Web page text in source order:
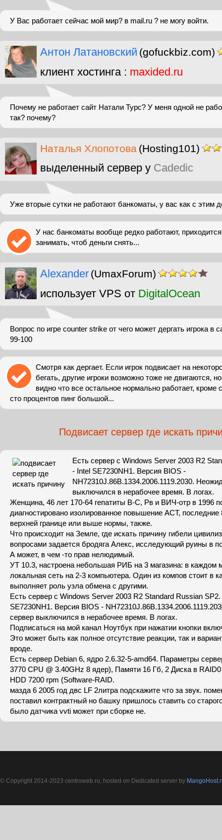
У Вас работает сейчас мой мир? в mail.ru ? не могу войти.
Антон Латановский (gofuckbiz.com)
клиент хостинга : maxided.ru
Почему не работает сайт Натали Турс? У меня одной не
так? почему?
Наталья Хлопотова (Hosting101)
выделенный сервер у Cadedic
Уже вторые сутки не работают банкоматы, у вас как с этим
У нас банкоматы вообще редко работают,
занимать, чтоб деньги снять...
Alexander (UmaxForum)
использует VPS от DigitalOcean
Вопрос по игре counter strike от чего может дергать игрока в
99-100
Смотря как дергает. Если игрок подвисает на
бегать, другие игроки возможно тоже не двигаются,
видно что все остальное нормально работает, кроме
сто процентов пинг большой...
Подвисает сервер где искать
Есть сервер с Windows Server 2003 R2
- Intel SE7230NH1. Версия BIOS -
NH72310J.86B.1334.2006.1119.2030.
выключился в нерабочее время. В логах.
Женщина, 46 лет 170-64 гепатиты В-С, Рв и ВИЧ-отр в 1996
диагностировано изолированное повышение АСТ,
верхней границе или выше нормы, также.
Что происходит на Земле, где искать причину гибели
вопросами задается бродяга Алекс, исследующий руины в
А может, в чем -то прав нелюдимый.
УТ 10.3, настроена небольшая РИБ на 3 магазина: в каждом
локальная сеть на 2-3 компьютера. Один из компов стоит в
выполняет роль узла обмена с другими.
Есть сервер с Windows Server 2003 R2 Standard Russian
SE7230NH1. Версия BIOS -
сервер выключился в нерабочее время. В логах.
Подписаться на мой канал Ноутбук при нажатии кнопки
Это может быть как полное отсутствие реакции, так и
вроде.
Есть сервер Debian 6, ядро 2.6.32-5-amd64. Параметры
3770 CPU @ 3.40GHz 8 ядер), Памяти 16 Гб, 2 Диска в
HDD 7200 rpm (Software-RAID.
мазда 6 2005 год двс LF 2литра подскажите что за звук.
поставил контрактный но башку пришлось ставить со
было датчика vvti может при сборке не.
© Copyright 2014-2023 centroweb.ru, hosted on Dedicated server by